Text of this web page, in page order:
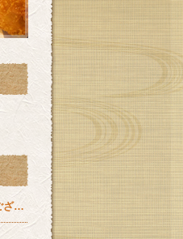
本日お席にまだまだ空きがございます^ ^